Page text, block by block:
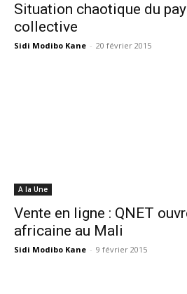
Situation chaotique du
collective
Sidi Modibo Kane - 20 février 2015
A la Une
Vente en ligne : QNET
africaine au Mali
Sidi Modibo Kane - 9 février 2015